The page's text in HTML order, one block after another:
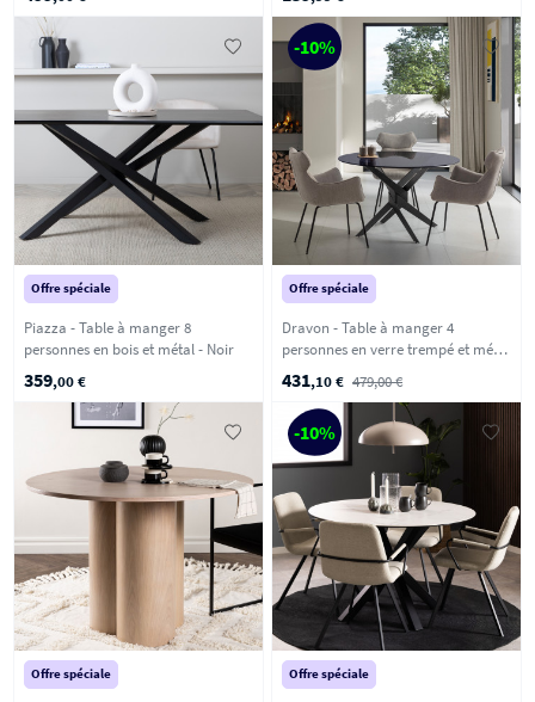
Offre spéciale
Piazza - Table à manger 8
personnes en bois et métal - Noir
359,00 €
-10%
Offre spéciale
Dravon - Table à manger 4
personnes en verre trempé et métal
- Noir
431,10 € 479,00 €
Offre spéciale
-10%
Offre spéciale